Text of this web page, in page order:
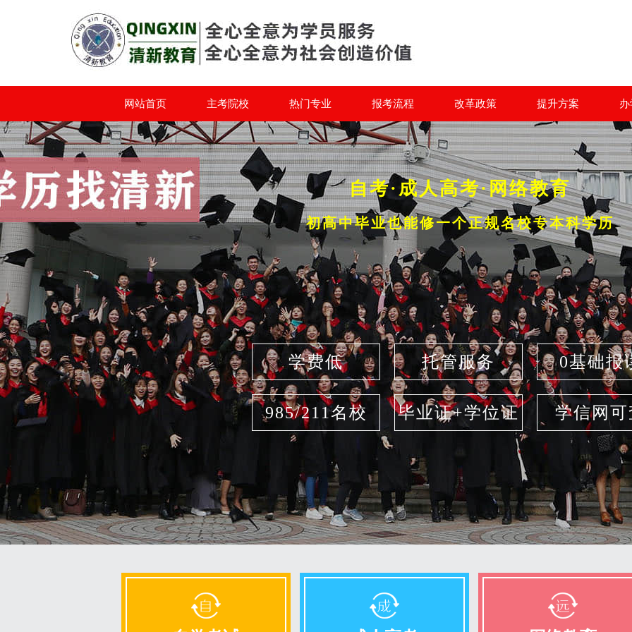
网站首页 主考院校 热门专业 报考流程 改革政策 提升方案
自考·成人高考·网络教育
初高中毕业也能修一个正规名校专本科学历
学费低 托管服务 0基础报
985/211名校 毕业证+学位证 学信网可